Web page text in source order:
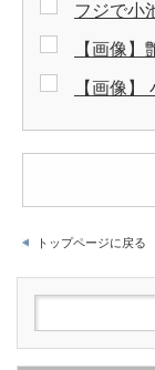
フジで小
【画像
【画像】
トップページに戻る